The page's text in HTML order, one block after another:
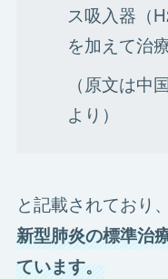
ス吸入器（
を加えて治
（原文は中
より）
と記載されており、
新型肺炎の標準治
ています。